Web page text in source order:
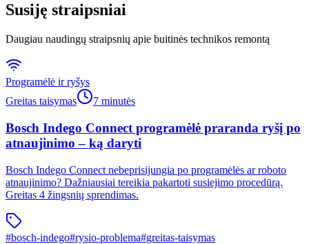
Susiję straipsniai
Daugiau naudingų straipsnių apie buitinės technikos remontą
Programėlė ir ryšys
Greitas taisymas
7 minutės
Bosch Indego Connect programėlė praranda ryšį po
atnaujinimo – ką daryti
Bosch Indego Connect nebeprisijungia po programėlės ar roboto
atnaujinimo? Dažniausiai tereikia pakartoti susiejimo procedūrą.
Greitas 4 žingsnių sprendimas.
#bosch-indego#rysio-problema#greitas-taisymas